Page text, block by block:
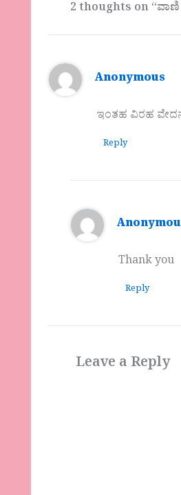
2 thoughts on
Anonymous
ಇಂತಹ ವಿರಹ
Reply
Thank you
Reply
Leave a Reply